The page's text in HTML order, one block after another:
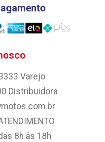
Varejo
Distribuidora
8h ás 18h